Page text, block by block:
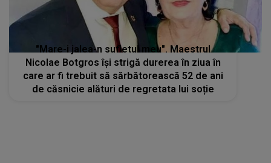
"Mare-i jalea-n sufletul meu". Maestrul
Nicolae Botgros își strigă durerea în ziua în
care ar fi trebuit să sărbătorească 52 de ani
de căsnicie alături de regretata lui soție